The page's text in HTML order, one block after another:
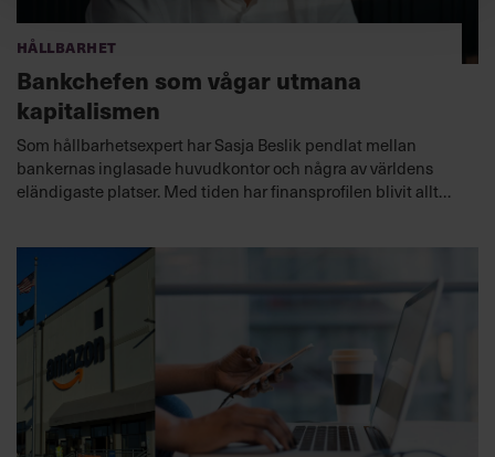
Hållbarhet
Bankchefen som vågar utmana
kapitalismen
Som hållbarhetsexpert har Sasja Beslik pendlat mellan
bankernas inglasade huvudkontor och några av världens
eländigaste platser. Med tiden har finansprofilen blivit allt
inom hållbar kapitalförvaltning och vill bidra till en ärligare
syn för att klara klimatkrisen.